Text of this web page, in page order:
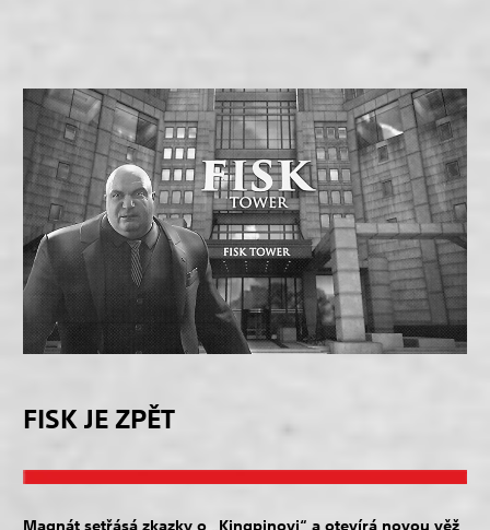
FISK JE ZPĚT
Magnát setřásá zkazky o „Kingpinovi“ a otevírá novou věž